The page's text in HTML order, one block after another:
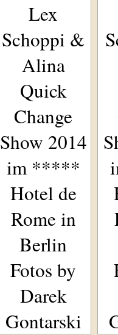
Lex
Schoppi &
Alina
Quick
Change
Show 2014
im *****
Hotel de
Rome in
Berlin
Fotos by
Darek
Gontarski